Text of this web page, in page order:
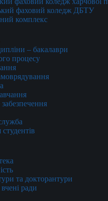
фаховий коледж ДБТУ
комплекс
– бакалаври
процесу
та докторантури
ради